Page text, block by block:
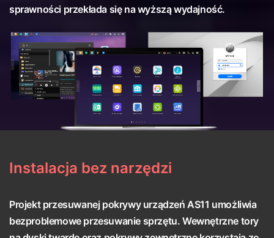
sprawności przekłada się na wyższą wydajność.
Instalacja bez narzędzi
Projekt przesuwanej pokrywy urządzeń AS11 umożliwia
bezproblemowe przesuwanie sprzętu. Wewnętrzne tory